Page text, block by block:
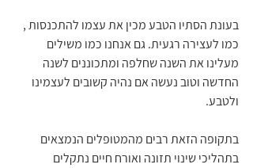
בעונת הסתיו הטבע מכין את עצמו להתכנסות ,
כמו לעצירה רגעית. גם אנחנו כמו משילים
מעלינו את השנה שחלפה ומתכוננים לשנה
החדשה וטוב נעשה אם נהיה קשובים לעצמינו
ולטבע.
בתקופה הזאת רבים מהמטופלים הנמצאים
בתהליכי שינוי תזונה ואורח חיים נתקלים